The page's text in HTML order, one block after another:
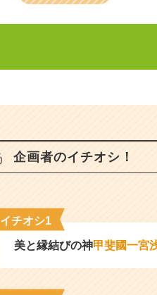
企画者のイチオシ！
イチオシ1
美と縁結びの神甲斐國一宮